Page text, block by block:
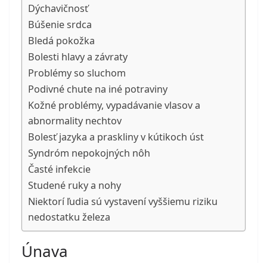
Dýchavičnosť
Búšenie srdca
Bledá pokožka
Bolesti hlavy a závraty
Problémy so sluchom
Podivné chute na iné potraviny
Kožné problémy, vypadávanie vlasov a
abnormality nechtov
Bolesť jazyka a praskliny v kútikoch úst
Syndróm nepokojných nôh
Časté infekcie
Studené ruky a nohy
Niektorí ľudia sú vystavení vyššiemu riziku
nedostatku železa
Únava